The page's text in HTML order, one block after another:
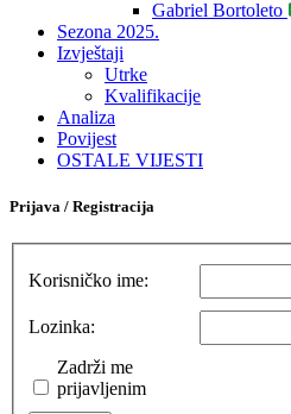
Gabriel Bortoleto
Sezona 2025.
Izvještaji
Utrke
Kvalifikacije
Analiza
Povijest
OSTALE VIJESTI
Prijava / Registracija
Korisničko ime:
Lozinka:
Zadrži me
prijavljenim